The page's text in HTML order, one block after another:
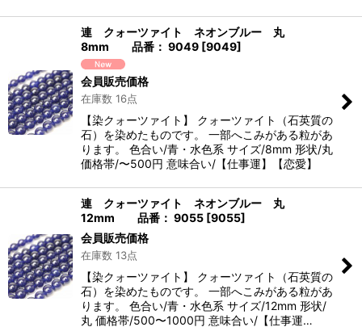
連 クォーツァイト ネオンブルー 丸
8mm 品番： 9049 [9049]
会員販売価格
在庫数 16点
【染クォーツァイト】 クォーツァイト（石英質の
石）を染めたものです。 一部へこみがある粒があ
ります。 色合い/青・水色系 サイズ/8mm 形状/丸
価格帯/〜500円 意味合い/【仕事運】【恋愛】
連 クォーツァイト ネオンブルー 丸
12mm 品番： 9055 [9055]
会員販売価格
在庫数 13点
【染クォーツァイト】 クォーツァイト（石英質の
石）を染めたものです。 一部へこみがある粒があ
ります。 色合い/青・水色系 サイズ/12mm 形状/
丸 価格帯/500〜1000円 意味合い/【仕事運…